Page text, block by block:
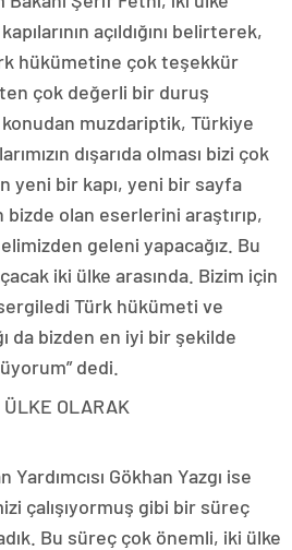
açıldığını belirterek,
hükümetine çok teşekkür
çok değerli bir duruş
muzdariptik, Türkiye
dışarıda olması bizi çok
yeni bir kapı, yeni bir sayfa
bizde olan eserlerini araştırıp,
geleni yapacağız. Bu
iki ülke arasında. Bizim için
Türk hükümeti ve
da bizden en iyi bir şekilde
dedi.
ÜLKE OLARAK
Gökhan Yazgı ise
çalışıyormuş gibi bir süreç
Bu süreç çok önemli, iki ülke